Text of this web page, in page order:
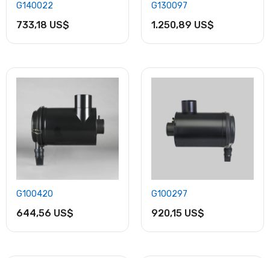
G140022
733,18 US$
G130097
1.250,89 US$
G100420
644,56 US$
G100297
920,15 US$